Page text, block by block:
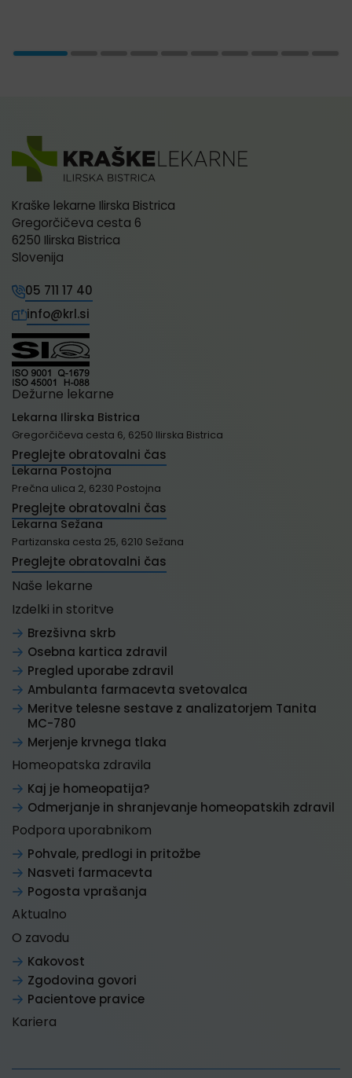
Kraške lekarne Ilirska Bistrica
Gregorčičeva cesta 6
6250 Ilirska Bistrica
Slovenija
05 711 17 40
info@krl.si
Dežurne lekarne
Lekarna Ilirska Bistrica
Gregorčičeva cesta 6, 6250 Ilirska Bistrica
Preglejte obratovalni čas
Lekarna Postojna
Prečna ulica 2, 6230 Postojna
Preglejte obratovalni čas
Lekarna Sežana
Partizanska cesta 25, 6210 Sežana
Preglejte obratovalni čas
Naše lekarne
Izdelki in storitve
Brezšivna skrb
Osebna kartica zdravil
Pregled uporabe zdravil
Ambulanta farmacevta svetovalca
Meritve telesne sestave z analizatorjem Tanita
MC-780
Merjenje krvnega tlaka
Homeopatska zdravila
Kaj je homeopatija?
Odmerjanje in shranjevanje homeopatskih zdravil
Podpora uporabnikom
Pohvale, predlogi in pritožbe
Nasveti farmacevta
Pogosta vprašanja
Aktualno
O zavodu
Kakovost
Zgodovina govori
Pacientove pravice
Kariera